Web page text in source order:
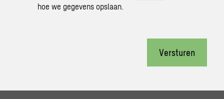
hoe we gegevens opslaan.
Versturen